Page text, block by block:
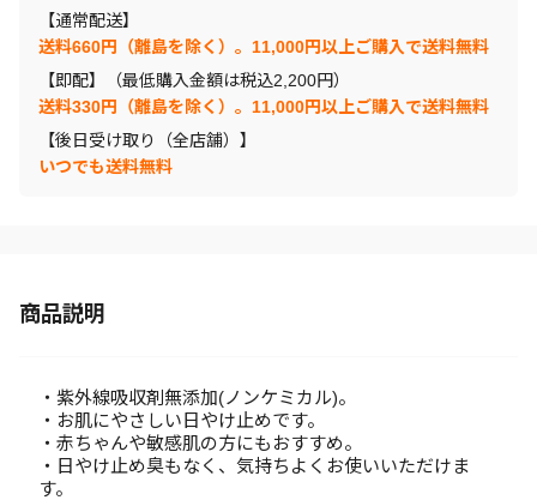
【通常配送】
送料660円（離島を除く）。11,000円以上ご購入で送料無料
【即配】（最低購入金額は税込2,200円）
送料330円（離島を除く）。11,000円以上ご購入で送料無料
【後日受け取り（全店舗）】
いつでも送料無料
商品説明
・紫外線吸収剤無添加(ノンケミカル)。
・お肌にやさしい日やけ止めです。
・赤ちゃんや敏感肌の方にもおすすめ。
・日やけ止め臭もなく、気持ちよくお使いいただけま
す。